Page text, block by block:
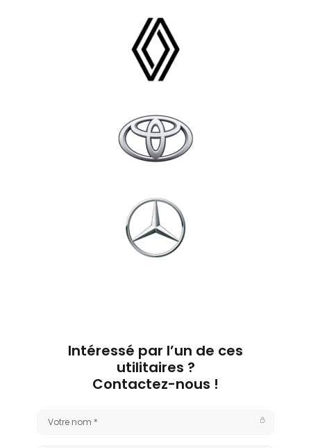
Intéressé par l’un de ces
utilitaires ?
Contactez-nous !